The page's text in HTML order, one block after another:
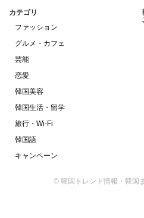
カテゴリ
ファッション
グルメ・カフェ
芸能
恋愛
韓国美容
韓国生活・留学
旅行・Wi-Fi
韓国語
キャンペーン
© 韓国トレンド情報・韓